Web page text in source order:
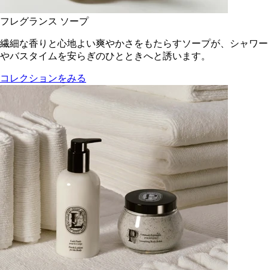
フレグランス ソープ
繊細な香りと心地よい爽やかさをもたらすソープが、シャワー
やバスタイムを安らぎのひとときへと誘います。
コレクションをみる